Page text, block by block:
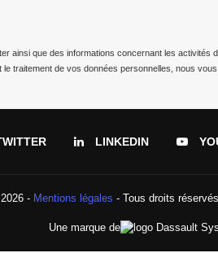
que des informations concernant les
le traitement de vos données personnelles, nous
LINKEDIN
2026 - Mentions légales - Tous droits
Une marque de